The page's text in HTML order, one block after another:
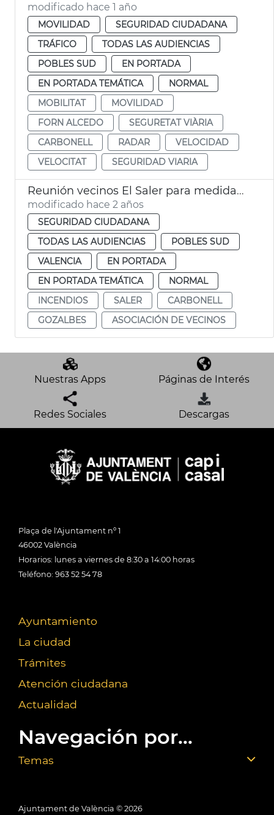
modificado hace 1 año
MOVILIDAD
SEGURIDAD CIUDADANA
TRÁFICO
TODAS LAS AUDIENCIAS
POBLES SUD
EN PORTADA
EN PORTADA TEMÁTICA
NORMAL
MOBILITAT
MOVILIDAD
FORN ALCEDO
SEGURETAT VIÀRIA
CARBONELL
RADAR
VELOCIDAD
VELOCITAT
SEGURIDAD VIARIA
Reunión vecinos El Saler para medidas anti incendio
modificado hace 2 años
SEGURIDAD CIUDADANA
TODAS LAS AUDIENCIAS
POBLES SUD
VALENCIA
EN PORTADA
EN PORTADA TEMÁTICA
NORMAL
INCENDIOS
SALER
CARBONELL
GOZALBES
ASOCIACIÓN DE VECINOS
Nuestras Apps Páginas de Interés
Redes Sociales Descargas
Plaça de l'Ajuntament nº 1
46002 València
Horarios: lunes a viernes de 8:30 a 14:00 horas
Teléfono: 963 52 54 78
Ayuntamiento
La ciudad
Trámites
Atención ciudadana
Actualidad
Navegación por...
Temas
Ajuntament de València © 2026